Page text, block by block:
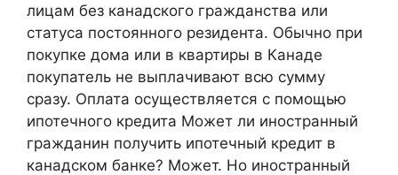
лицам без канадского гражданства или
статуса постоянного резидента. Обычно при
покупке дома или в квартиры в Канаде
покупатель не выплачивают всю сумму
сразу. Оплата осуществляется с помощью
ипотечного кредита Может ли иностранный
гражданин получить ипотечный кредит в
канадском банке? Может. Но иностранный